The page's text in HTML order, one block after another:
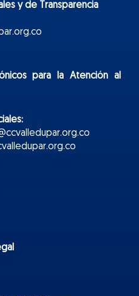
y de Transparencia
para la Atención al